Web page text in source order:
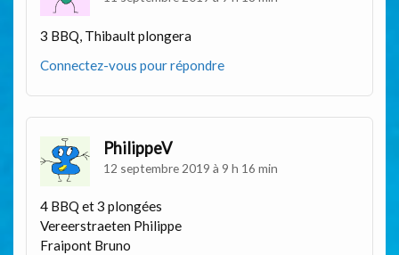
3 BBQ, Thibault plongera
Connectez-vous pour répondre
PhilippeV
12 septembre 2019 à 9 h 16 min
4 BBQ et 3 plongées
Vereerstraeten Philippe
Fraipont Bruno